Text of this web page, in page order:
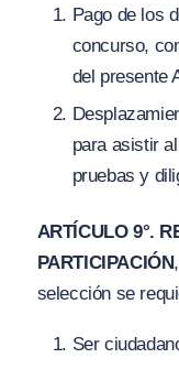
Pago de los
concurso,
del presente
para asistir
pruebas y
ARTÍCULO 9°.
PARTICIPACIÓN
selección se
Ser